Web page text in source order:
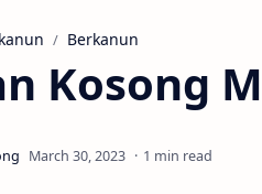
Berkanun
Kosong
1 min read